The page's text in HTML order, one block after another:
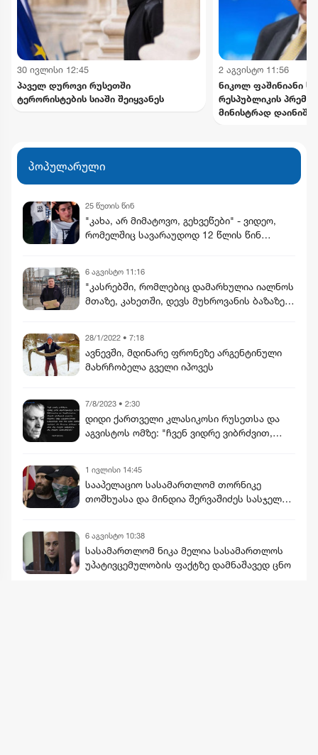
30 ივლისი 12:45
პაველ დუროვი რუსეთში
ტერორისტების სიაში შეიყვანეს
2 აგვისტო 11:56
ნიკოლ ფაშინიანი
რესპუბლიკის
მინისტრად დაინიშნა
პოპულარული
25 წუთის წინ
"კახა, არ მიმატოვო, გეხვეწები" - ვიდეო,
რომელშიც სავარაუდოდ 12 წლის წინ
6 აგვისტო 11:16
"კასრებში, რომლებიც დამარხულია იალნოს
მთაზე, კახეთში, დევს მუხროვანის ბაზაზე
28/1/2022 • 7:18
ავნევში, მდინარე ფრონეზე არგენტინული
მახრჩობელა გველი იპოვეს
7/8/2023 • 2:30
დიდი ქართველი კლასიკოსი რუსეთსა და
აგვისტოს ომზე: "ჩვენ ვიდრე ვიბრძვით,
სამასწლოვან ომში... აგვისტოს ომი
მხოლოდ ეპიზოდია ამ ომისა... ამით არც
არაფერი დაწყებულა, არც არაფერი
1 ივლისი 14:45
სააპელაციო სასამართლომ თორნიკე
თოშხუასა და მინდია შერვაშიძეს სასჯელი
6 აგვისტო 10:38
სასამართლომ ნიკა მელია სასამართლოს
უპატივცემულობის ფაქტზე დამნაშავედ ცნო